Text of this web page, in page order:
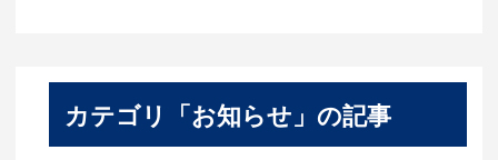
カテゴリ「お知らせ」の記事